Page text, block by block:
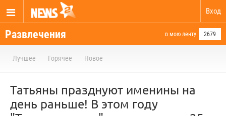
Вход
Развлечения в мою ленту 2679
Лучшее Горячее Новое
Татьяны празднуют именины на
день раньше! В этом году